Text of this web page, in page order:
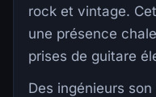
rock et vintage.
une présence
prises de guitare
Des ingénieurs